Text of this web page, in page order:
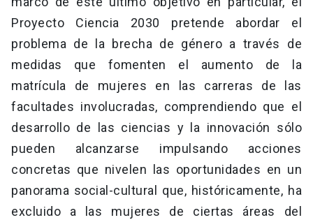
Proyecto Ciencia 2030 pretende abordar el
problema de la brecha de género a través de
medidas que fomenten el aumento de la
matrícula de mujeres en las carreras de las
facultades involucradas, comprendiendo que el
desarrollo de las ciencias y la innovación sólo
pueden alcanzarse impulsando acciones
concretas que nivelen las oportunidades en un
panorama social-cultural que, históricamente, ha
excluido a las mujeres de ciertas áreas del